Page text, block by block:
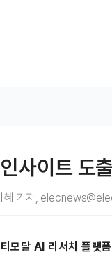
사이트 도
기자,
달 AI 리서치 플랫폼